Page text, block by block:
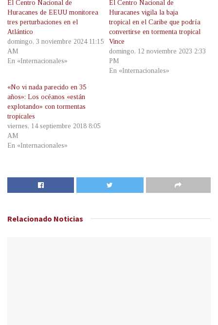
El Centro Nacional de
Huracanes de EEUU monitorea
tres perturbaciones en el
Atlántico
domingo, 3 noviembre 2024 11:15
AM
En «Internacionales»
El Centro Nacional de
Huracanes vigila la baja
tropical en el Caribe que podría
convertirse en tormenta tropical
Vince
domingo, 12 noviembre 2023 2:33
PM
En «Internacionales»
«No vi nada parecido en 35
años»: Los océanos «están
explotando» con tormentas
tropicales
viernes, 14 septiembre 2018 8:05
AM
En «Internacionales»
Relacionado Noticias